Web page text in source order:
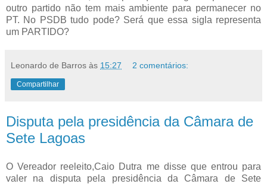
outro partido não tem mais ambiente para permanecer no
PT. No PSDB tudo pode? Será que essa sigla representa
um PARTIDO?
Leonardo de Barros às 15:27 2 comentários:
Compartilhar
Disputa pela presidência da Câmara de
Sete Lagoas
O Vereador reeleito,Caio Dutra me disse que entrou para
valer na disputa pela presidência da Câmara de Sete